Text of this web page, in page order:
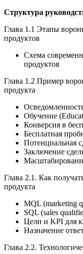
Структура
Глава 1.1 Этапы
продуктов
Схема
продуктов
Глава 1.2 Пример
продукта
Обучение
Конверсия в
Бесплатная
Потенциальная
Заключение
Глава 2.1. Как
продукта
MQL (marketing
SQL (sales
Цели и KPI для
Назначение
Глава 2.2.